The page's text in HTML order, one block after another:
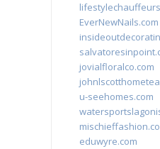
EverNewNails.com
jovialfloralco.com
u-seehomes.com
eduwyre.com